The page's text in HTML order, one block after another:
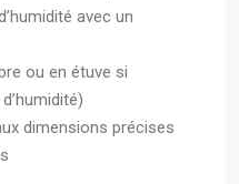
avec un
ou en étuve si
dimensions précises